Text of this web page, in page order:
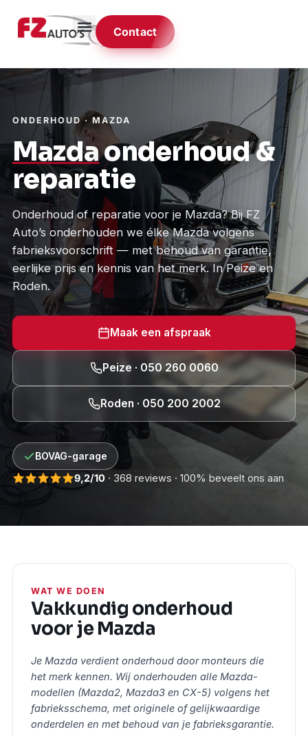
Contact
ONDERHOUD · MAZDA
Mazdaonderhoud &
reparatie
Onderhoud of reparatie voor je Mazda? Bij FZ
Auto’s onderhouden we élke Mazda volgens
fabrieksvoorschrift — met behoud van garantie,
eerlijke prijs en kennis van het merk. In Peize en
Roden.
Maak een afspraak
Peize · 050 260 0060
Roden · 050 200 2002
BOVAG-garage
9,2/10 · 368 reviews · 100% beveelt ons aan
WAT WE DOEN
Vakkundig onderhoud
voor je Mazda
Je Mazda verdient onderhoud door monteurs die
het merk kennen. Wij onderhouden alle Mazda-
modellen (Mazda2, Mazda3 en CX-5) volgens het
fabrieksschema, met originele of gelijkwaardige
onderdelen en met behoud van je fabrieksgarantie.